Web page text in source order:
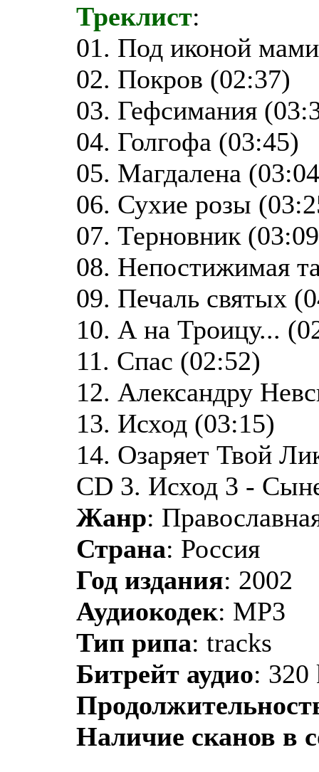
Треклист:
01. Под иконой
02. Покров (02:37)
03. Гефсимания
04. Голгофа (03:45)
05. Магдалена
06. Сухие розы
07. Терновник
08. Непостижимая
09. Печаль святых
10. А на Троицу...
11. Спас (02:52)
12. Александру
13. Исход (03:15)
14. Озаряет Твой
CD 3. Исход 3 -
Жанр:
Страна: Россия
Год издания: 2002
Аудиокодек: MP3
Тип рипа: tracks
Битрейт аудио: 320
Наличие сканов в